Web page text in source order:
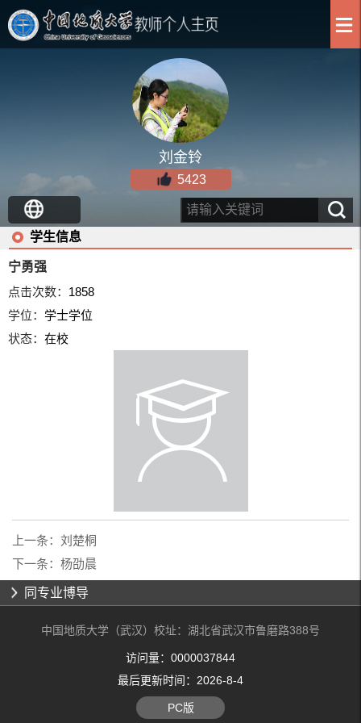
刘金铃
5423
学生信息
宁勇强
点击次数： 1858
学位：学士学位
状态：在校
上一条： 刘楚桐
下一条： 杨劭晨
同专业博导
中国地质大学（武汉）校址：湖北省武汉市鲁磨路388号
访问量： 0000037844
最后更新时间： 2026-8-4
PC版